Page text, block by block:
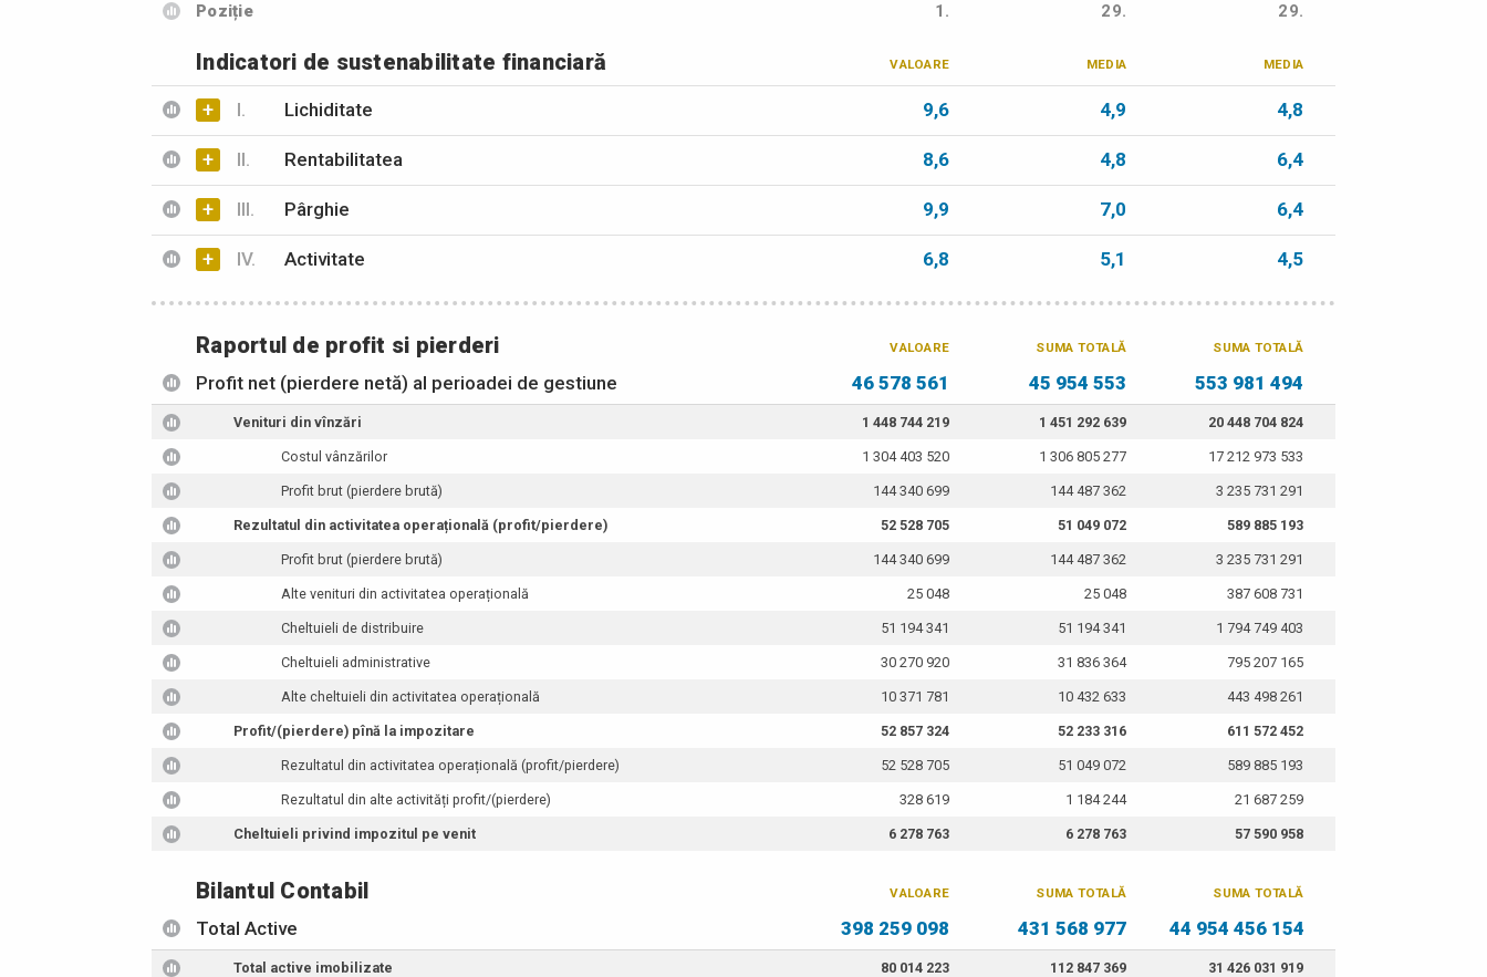
Poziție 1. 29. 29.
Indicatori de sustenabilitate financiară VALOARE MEDIA MEDIA
+ I. Lichiditate 9,6 4,9 4,8
+ II. Rentabilitatea 8,6 4,8 6,4
+ III. Pârghie 9,9 7,0 6,4
+ IV. Activitate 6,8 5,1 4,5
Raportul de profit si pierderi VALOARE SUMA TOTALĂ SUMA TOTALĂ
Profit net (pierdere netă) al perioadei de gestiune 46 578 561 45 954 553 553 981 494
Venituri din vînzări 1 448 744 219 1 451 292 639 20 448 704 824
Costul vânzărilor 1 304 403 520 1 306 805 277 17 212 973 533
Profit brut (pierdere brută) 144 340 699 144 487 362 3 235 731 291
Rezultatul din activitatea operațională (profit/pierdere) 52 528 705 51 049 072 589 885 193
Profit brut (pierdere brută) 144 340 699 144 487 362 3 235 731 291
Alte venituri din activitatea operațională 25 048 25 048 387 608 731
Cheltuieli de distribuire 51 194 341 51 194 341 1 794 749 403
Cheltuieli administrative 30 270 920 31 836 364 795 207 165
Alte cheltuieli din activitatea operațională 10 371 781 10 432 633 443 498 261
Profit/(pierdere) pînă la impozitare 52 857 324 52 233 316 611 572 452
Rezultatul din activitatea operațională (profit/pierdere) 52 528 705 51 049 072 589 885 193
Rezultatul din alte activități profit/(pierdere) 328 619 1 184 244 21 687 259
Cheltuieli privind impozitul pe venit 6 278 763 6 278 763 57 590 958
Bilantul Contabil VALOARE SUMA TOTALĂ SUMA TOTALĂ
Total Active 398 259 098 431 568 977 44 954 456 154
Total active imobilizate 80 014 223 112 847 369 31 426 031 919